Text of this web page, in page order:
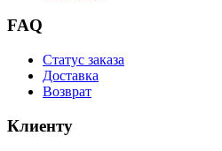
FAQ
Статус заказа
Доставка
Возврат
Клиенту